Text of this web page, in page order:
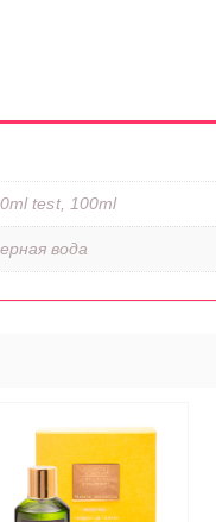
test, 100ml
вода